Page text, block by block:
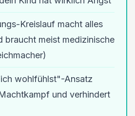
Kreislauf macht alles
braucht meist medizinische
wohlfühlst"-Ansatz
und verhindert